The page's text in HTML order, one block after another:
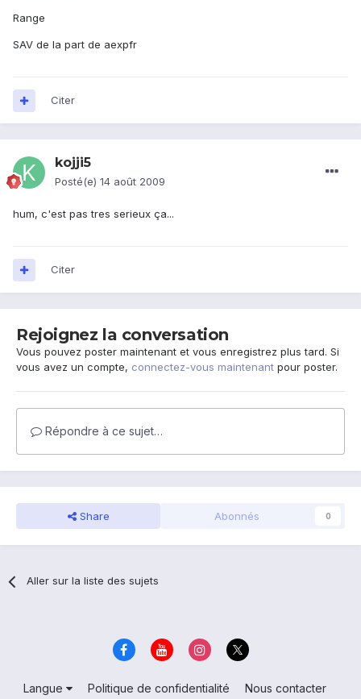
Range
SAV de la part de aexpfr
Citer
kojji5
Posté(e) 14 août 2009
hum, c'est pas tres serieux ça...
Citer
Rejoignez la conversation
Vous pouvez poster maintenant et vous enregistrez plus tard. Si
vous avez un compte, connectez-vous maintenant pour poster.
Répondre à ce sujet…
Share Abonnés 0
Aller sur la liste des sujets
Langue Politique de confidentialité
Nous contacter